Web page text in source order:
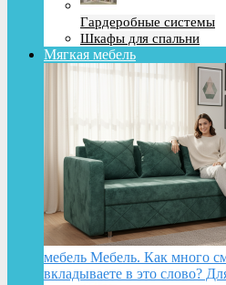
Гардеробные системы
Шкафы для спальни
Мягкая мебель
мебель Мебель. Как много
вкладываете в это слово?